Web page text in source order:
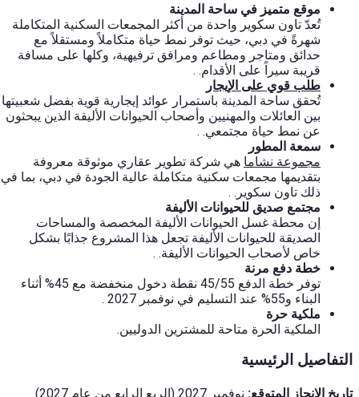
موقع متميز في ساحة المدينة
تُعدّ تاون سكوير واحدة من أكثر المجمعات السكنية المتكاملة
شهرةً في دبي، حيث توفر نمط حياة متكاملاً ومستقلاً مع
حدائق ومتاجر ومطاعم ومرافق ترفيهية، وكلها على مسافة
قريبة سيراً على الأقدام. .
طلب قوي على الإيجار
تُحقق ساحة المدينة باستمرار عوائد إيجارية قوية بفضل شعبيتها
بين العائلات والمهنيين وأصحاب الحيوانات الأليفة الذين يبحثون
عن نمط حياة مجتمعي. .
سمعة المطور
مجموعة نشاما هي شركة تطوير عقاري موثوقة معروفة
بتقديمها مجمعات سكنية متكاملة عالية الجودة في دبي، بما في
ذلك تاون سكوير. .
مجتمع صديق للحيوانات الأليفة
إن محطة غسل الحيوانات الأليفة المخصصة والمساحات
الصديقة للحيوانات الأليفة تجعل هذا المشروع جذابًا بشكل
خاص لأصحاب الحيوانات الأليفة. .
خطة دفع مرنة
توفر خطة الدفع 45/55 نقطة دخول منخفضة مع 45% أثناء
البناء و55% عند التسليم في نوفمبر 2027
.
ملكية حرة
الملكية الحرة متاحة للمشترين الدوليين.
التفاصيل الرئيسية
تاريخ الإنجاز المتوقع: نوفمبر 2027 (الربع الرابع من عام 2027)